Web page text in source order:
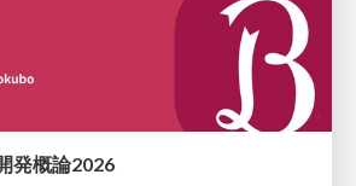
発概論2026